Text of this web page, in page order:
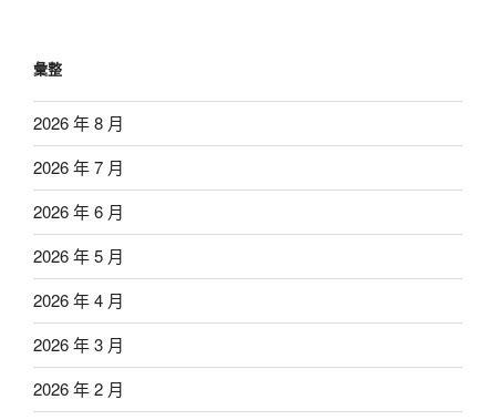
彙整
2026 年 8 月
2026 年 7 月
2026 年 6 月
2026 年 5 月
2026 年 4 月
2026 年 3 月
2026 年 2 月